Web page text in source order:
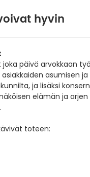
hyvin
päivä arvokkaan
asumisen ja
ja lisäksi
elämän ja
toteen: